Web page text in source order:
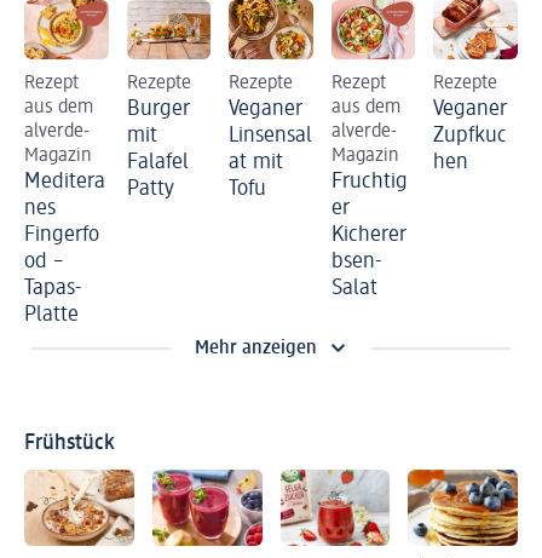
Rezept
aus dem
alverde-
Magazin
Meditera
nes
Fingerfo
od –
Tapas-
Platte
Rezepte
Burger
mit
Falafel
Patty
Rezepte
Veganer
Linsensal
at mit
Tofu
Rezept
aus dem
alverde-
Magazin
Fruchtig
er
Kicherer
bsen-
Salat
Rezepte
Veganer
Zupfkuc
hen
Mehr anzeigen
Frühstück